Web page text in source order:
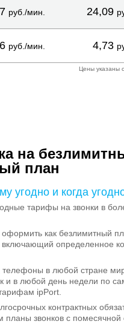
руб./мин. 24,09
руб./мин. 4,73
Цены указаны
на
план
угодно и когда
тарифы на звонки в
как безлимитный
включающий определенное
телефоны в любой стране
и в любой день недели по
ipPort.
контрактных
планы звонков с помесячной